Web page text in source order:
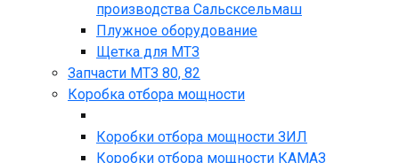
производства Сальсксельмаш
Плужное оборудование
Щетка для МТЗ
Запчасти МТЗ 80, 82
Коробка отбора мощности
Коробки отбора мощности ЗИЛ
Коробки отбора мощности КАМАЗ